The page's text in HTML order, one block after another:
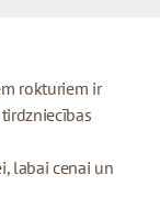
rokturiem ir
labai cenai un